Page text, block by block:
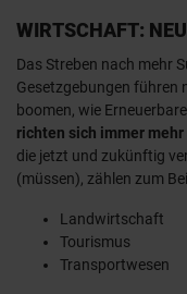
WIRTSCHAFT:
Das Streben nach mehr
Gesetzgebungen führen
boomen, wie
richten sich immer
die jetzt und zukünftig
(müssen), zählen zum
Landwirtschaft
Tourismus
Transportwesen